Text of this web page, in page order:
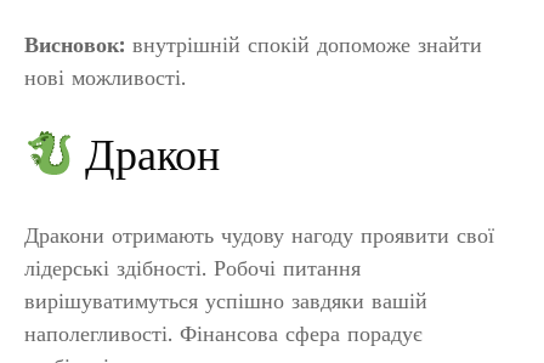
Висновок: внутрішній спокій допоможе знайти
нові можливості.
Дракон
Дракони отримають чудову нагоду проявити свої
лідерські здібності. Робочі питання
вирішуватимуться успішно завдяки вашій
наполегливості. Фінансова сфера порадує